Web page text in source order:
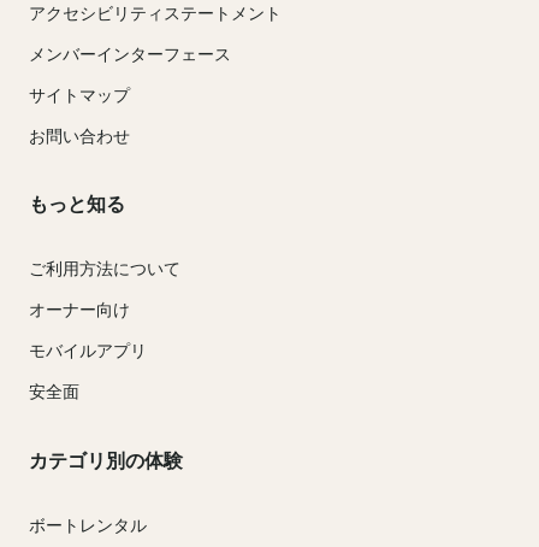
アクセシビリティステートメント
メンバーインターフェース
サイトマップ
お問い合わせ
もっと知る
ご利用方法について
オーナー向け
モバイルアプリ
安全面
カテゴリ別の体験
ボートレンタル